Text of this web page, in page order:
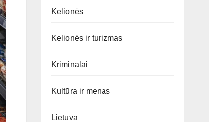
Kelionės
Kelionės ir turizmas
Kriminalai
Kultūra ir menas
Lietuva